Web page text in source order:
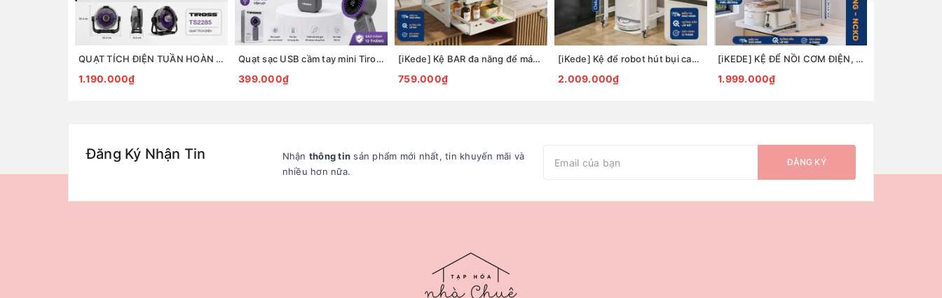
QUẠT TÍCH ĐIỆN TUẦN HOÀN ĐỂ BÀN TIROSS TS2285
1.190.000₫
Quạt sạc USB cầm tay mini Tiross TS3422
399.000₫
[iKede] Kệ BAR đa năng để máy pha cà phê, máy in hai tầng có ngăn kéo và khay trượt tiện lợi
759.000₫
[iKede] Kệ để robot hút bụi cao tầng Kệ lò vi sóng Kệ lò nướng khung hợp kim nhôm ngăn chia nâng hạ
2.009.000₫
[iKEDE] KỆ ĐỂ NỒI CƠM ĐIỆN, LÒ VIBA 2 TẦNG KHAY TRƯỢT, NGĂN KÉO CAO CẤP KỆ BẾP THÔNG MINH
1.999.000₫
Đăng Ký Nhận Tin Nhận thông tin sản phẩm mới nhất, tin khuyến mãi và
nhiều hơn nữa.
ĐĂNG KÝ